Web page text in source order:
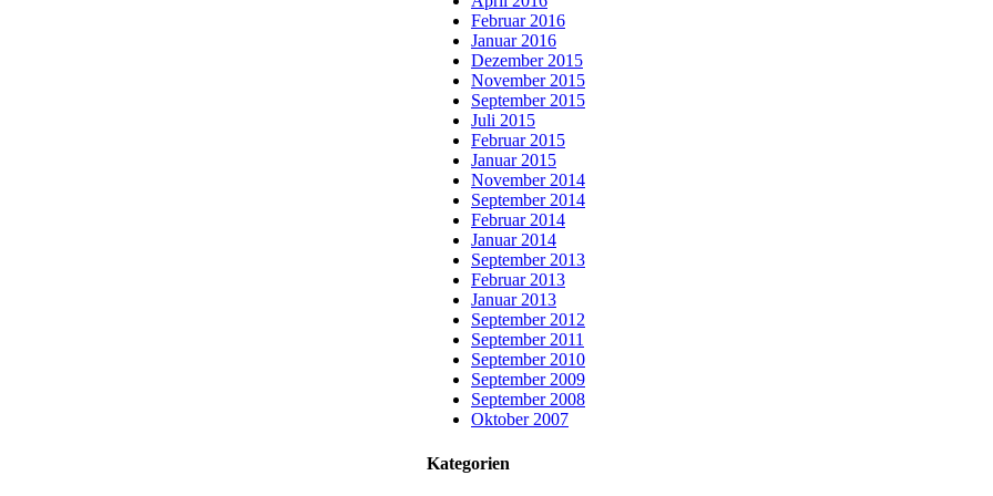
Februar 2016
Januar 2016
Dezember 2015
November 2015
September 2015
Juli 2015
Februar 2015
Januar 2015
November 2014
September 2014
Februar 2014
Januar 2014
September 2013
Februar 2013
Januar 2013
September 2012
September 2011
September 2010
September 2009
September 2008
Oktober 2007
Kategorien